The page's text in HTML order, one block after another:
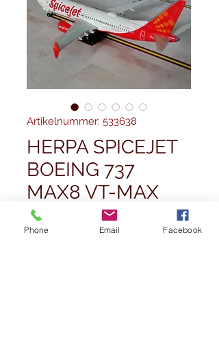
Artikelnummer: 533638
HERPA SPICEJET
BOEING 737
MAX8 VT-MAX
1/500
Phone Email Facebook